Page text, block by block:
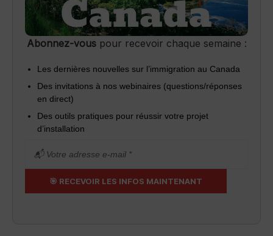
Abonnez-vouspour recevoir chaque semaine :
Les dernières nouvelles sur l’immigration au Canada
Des invitations à nos webinaires (questions/réponses
en direct)
Des outils pratiques pour réussir votre projet
d’installation